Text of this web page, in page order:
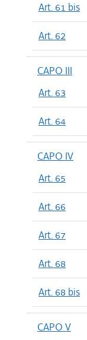
Art. 61 bis
Art. 62
CAPO III
Art. 63
Art. 64
CAPO IV
Art. 65
Art. 66
Art. 67
Art. 68
Art. 68 bis
CAPO V